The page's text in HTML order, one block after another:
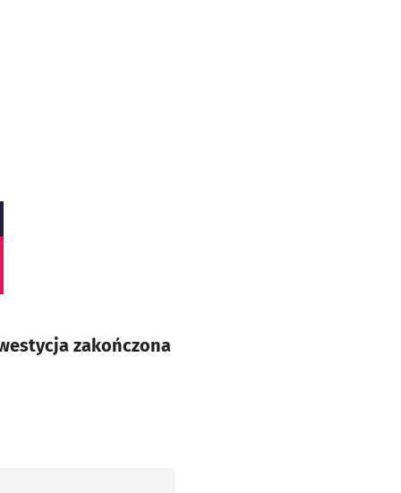
zakończona